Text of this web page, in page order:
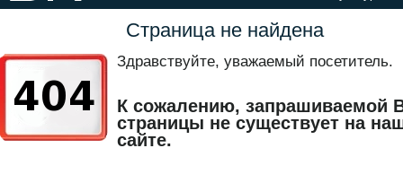
Страница не найдена
Здравствуйте, уважаемый посетитель.
К сожалению, запрашиваемой
страницы не существует на
сайте.